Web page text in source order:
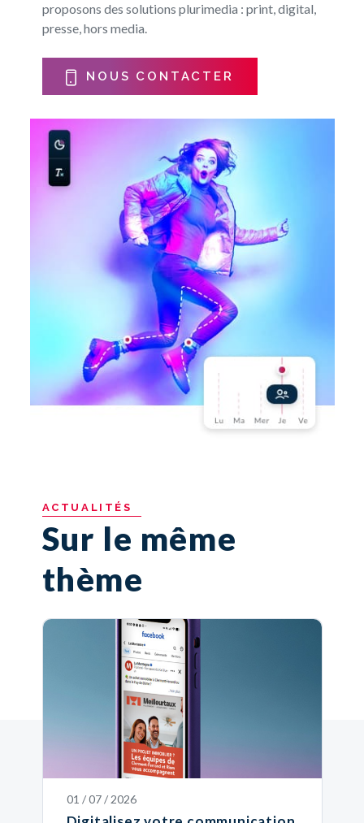
proposons des solutions plurimedia : print, digital,
presse, hors media.
NOUS CONTACTER
ACTUALITÉS
Sur le même
thème
01 / 07 / 2026